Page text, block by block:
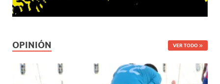
OPINIÓN VER TODO